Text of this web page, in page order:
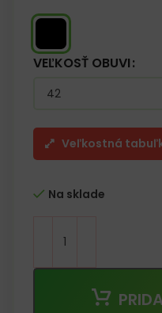
VEĽKOSŤ OBUVI
Veľkostná
Na sklade